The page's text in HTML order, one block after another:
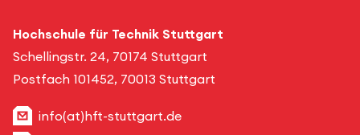
Hochschule für Technik Stuttgart
Schellingstr. 24, 70174 Stuttgart
Postfach 101452, 70013 Stuttgart
info(at)hft-stuttgart.de